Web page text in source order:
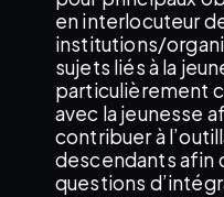
en interlocuteur
institutions/
sujets liés à la
particulièrement
avec la jeunesse
contribuer à
descendants afin
questions